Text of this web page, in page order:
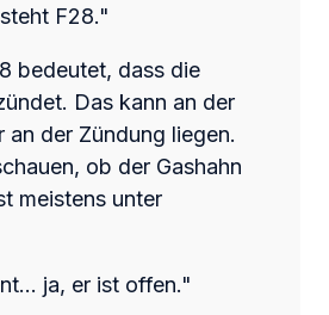
F28."
bedeutet, dass die
Das kann an der
an der Zündung liegen.
ob der Gashahn
meistens unter
ja, er ist offen."